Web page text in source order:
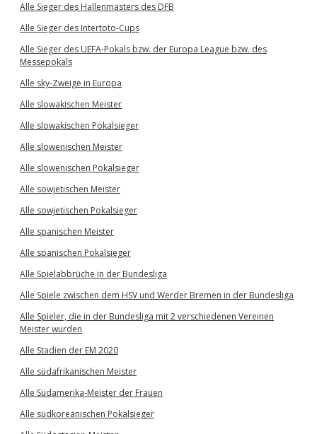
Alle Sieger des Hallenmasters des DFB
Alle Sieger des Intertoto-Cups
Alle Sieger des UEFA-Pokals bzw. der Europa League bzw. des
Messepokals
Alle sky-Zweige in Europa
Alle slowakischen Meister
Alle slowakischen Pokalsieger
Alle slowenischen Meister
Alle slowenischen Pokalsieger
Alle sowjetischen Meister
Alle sowjetischen Pokalsieger
Alle spanischen Meister
Alle spanischen Pokalsieger
Alle Spielabbrüche in der Bundesliga
Alle Spiele zwischen dem HSV und Werder Bremen in der Bundesliga
Alle Spieler, die in der Bundesliga mit 2 verschiedenen Vereinen
Meister wurden
Alle Stadien der EM 2020
Alle südafrikanischen Meister
Alle Südamerika-Meister der Frauen
Alle südkoreanischen Pokalsieger